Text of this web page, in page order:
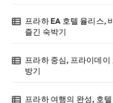
프라하 EA 호텔 율리스,
즐긴 숙박기
프라하 중심, 프라이데
방기
프라하 여행의 완성, 호